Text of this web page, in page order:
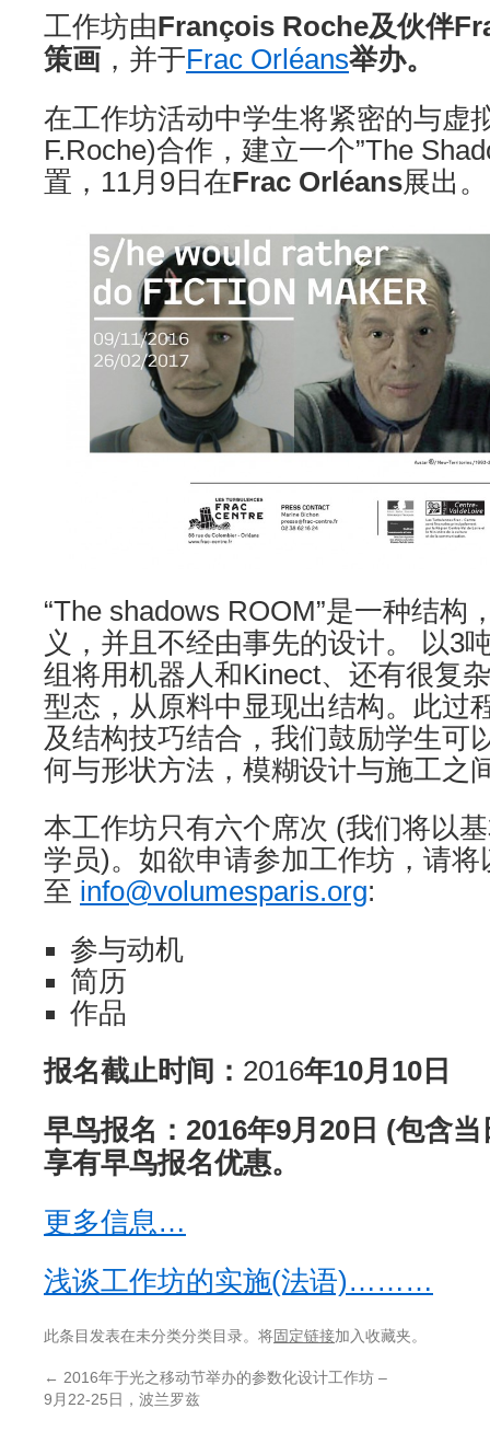
工作坊由François Roche及伙伴
策画 ，并于Frac Orléans举办。
在工作坊活动中学生将紧密的与虚
F.Roche)合作，建立一个”The
置，11月9日在Frac Orléans展出。
“The shadows ROOM”是一种结构
义，并且不经由事先的设计。 以3
组将用机器人和Kinect、还有很复
型态，从原料中显现出结构。此过
及结构技巧结合，我们鼓励学生可
何与形状方法，模糊设计与施工之
本工作坊只有六个席次 (我们将以
学员)。如欲申请参加工作坊，请将
至 info@volumesparis.org:
参与动机
简历
作品
报名截止时间： 2016年10月10日
早鸟报名：2016年9月20日 (包含
享有早鸟报名优惠。
更多信息…
浅谈工作坊的实施(法语)………
此条目发表在未分类分类目录。将固定链接加入收藏夹。
← 2016年于光之移动节举办的参数化设计工作坊 –
9月22-25日，波兰罗兹